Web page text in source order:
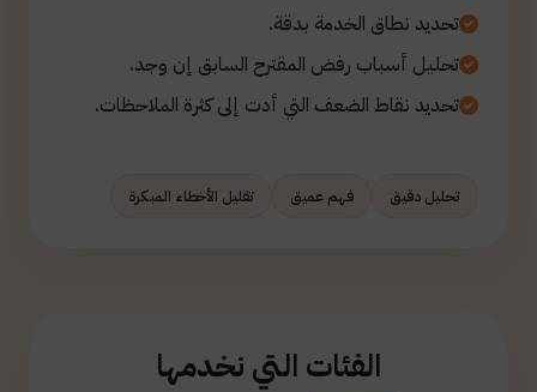
تحديد نطاق الخدمة بدقة.
تحليل أسباب رفض المقترح السابق إن وجد.
تحديد نقاط الضعف التي أدت إلى كثرة الملاحظات.
تحليل دقيق فهم عميق تقليل الأخطاء المبكرة
الفئات التي نخدمها